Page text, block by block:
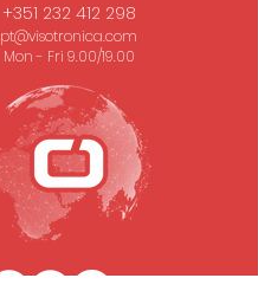
+351 232 412 298
pt@visotronica.com
Mon - Fri 9.00/19.00